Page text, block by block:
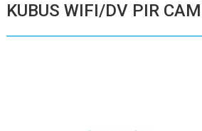
KUBUS WIFI/DV PIR